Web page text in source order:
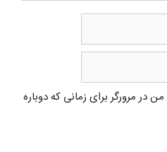
در مرورگر برای زمانی که دوباره